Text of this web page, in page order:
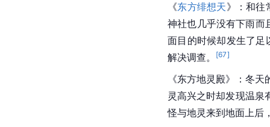
《东方绯想天》：和往
神社也几乎没有下雨而
面目的时候却发生了足
解决调查。
[67]
《东方地灵殿》：冬天
灵高兴之时却发现温泉
怪与地灵来到地面上后